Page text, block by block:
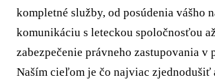
kompletné služby, od posúdenia vášho
komunikáciu s leteckou spoločnosťou
zabezpečenie právneho zastupovania v
Naším cieľom je čo najviac